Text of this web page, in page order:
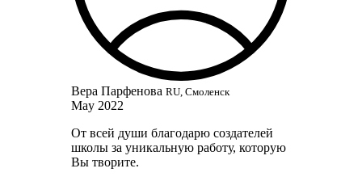
Вера Парфенова RU, Смоленск
May 2022
От всей души благодарю создателей
школы за уникальную работу, которую
Вы творите.